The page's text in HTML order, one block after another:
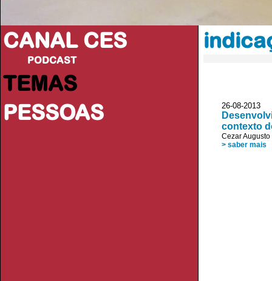
CANAL CES
PODCAST
TEMAS
PESSOAS
26-08-
contexto
Cezar
> saber mais